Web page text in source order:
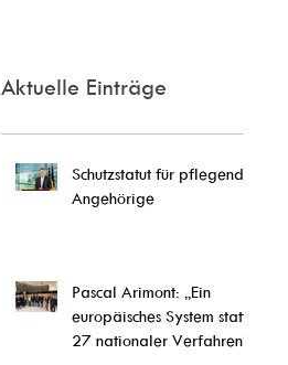
Aktuelle Einträge
Schutzstatut für pflegende
Angehörige
Pascal Arimont: „Ein
europäisches System statt
27 nationaler Verfahren“